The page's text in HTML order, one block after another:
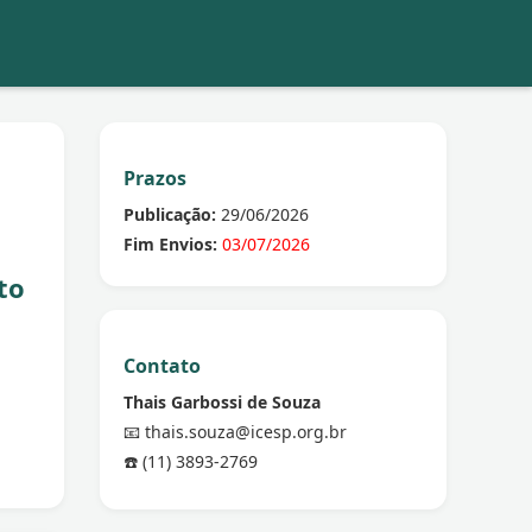
Prazos
Publicação: 29/06/2026
Fim Envios: 03/07/2026
Contato
Thais Garbossi de Souza
📧 thais.souza@icesp.org.br
☎️ (11) 3893-2769